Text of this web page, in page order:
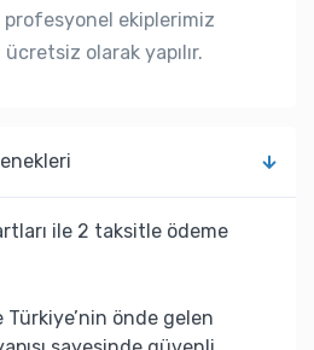
ekiplerimiz
olarak yapılır.
ile 2 taksitle ödeme
önde gelen